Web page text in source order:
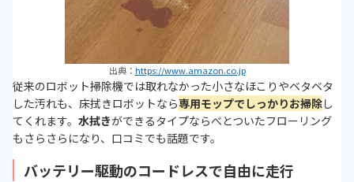
出典： https://www.amazon.co.jp
従来のロボット掃除機では取れなかった小さなほこりやベタベタ
した汚れも、床拭きロボットなら専用モップでしっかりお掃除し
てくれます。 水拭きができるタイプならべとついたフローリング
もさらさらになり、口コミでも話題です。
バッテリー駆動のコードレスで自由に走行